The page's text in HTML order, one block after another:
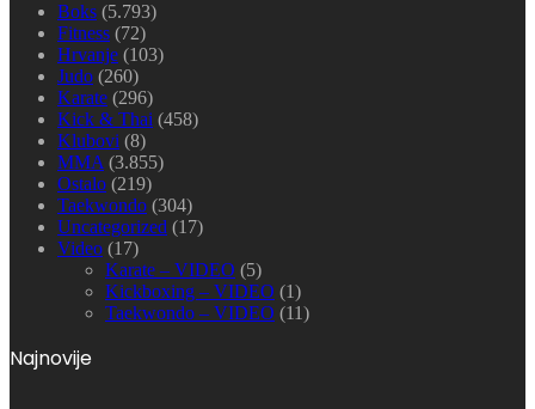
Boks (5.793)
Fitness (72)
Hrvanje (103)
Judo (260)
Karate (296)
Kick & Thai (458)
Klubovi (8)
MMA (3.855)
Ostalo (219)
Taekwondo (304)
Uncategorized (17)
Video (17)
Karate – VIDEO (5)
Kickboxing – VIDEO (1)
Taekwondo – VIDEO (11)
Najnovije